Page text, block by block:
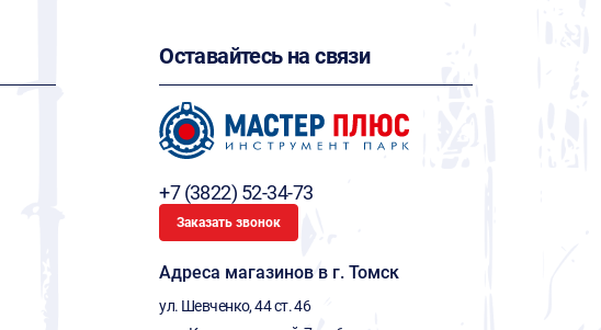
Оставайтесь на связи
+7 (3822) 52-34-73
Заказать звонок
Адреса магазинов в г. Томск
ул. Шевченко, 44 ст. 46